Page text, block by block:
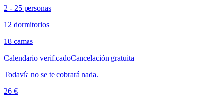
2 - 25 personas
12 dormitorios
18 camas
Calendario verificadoCancelación gratuita
Todavía no se te cobrará nada.
26 €